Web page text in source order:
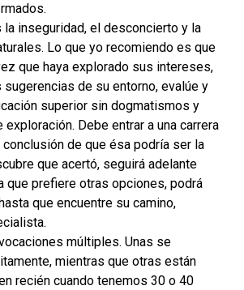
la inseguridad, el desconcierto y la
Lo que yo recomiendo es que
que haya explorado sus intereses,
de su entorno, evalúe y
superior sin dogmatismos y
exploración. Debe entrar a una carrera
de que ésa podría ser la
que acertó, seguirá adelante
que prefiere otras opciones, podrá
que encuentre su camino,
múltiples. Unas se
mientras que otras están
recién cuando tenemos 30 o 40